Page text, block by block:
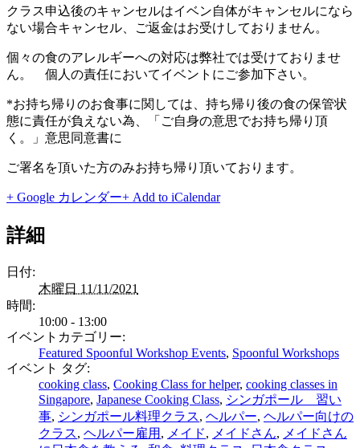
クラス申込後のキャンセルはイベン自体がキャンセルになら
ない場合キャンセル、ご返金はお受けしておりません。
個々の食のアレルギーへの対応は弊社では受けておりませ
ん。 個人の責任においてイベントにご参加下さい。
*お持ち帰りのお食事に関しては、持ち帰り後の食の保管状
態に責任が負えない為、「ご自身の意思でお持ち帰り頂
く。」意思同意書に
ご署名を頂いた方のみお持ち帰り頂いております。
+ Google カレンダー+ Add to iCalendar
詳細
日付:
木曜日 11/11/2021
時間:
10:00 - 13:00
イベントカテゴリー:
Featured Spoonful Workshop Events, Spoonful Workshops
イベント タグ:
cooking class, Cooking Class for helper, cooking classes in
Singapore, Japanese Cooking Class, シンガポール 習い
事, シンガポール料理クラス, ヘルパー, ヘルパー向けの
クラス, ヘルパー雇用 , メイド, メイドさん, メイドさん